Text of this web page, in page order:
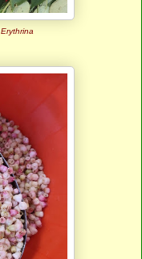
Erythrina